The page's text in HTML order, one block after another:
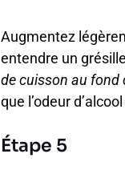
Augmentez
entendre un
de cuisson au fond
que l’odeur
Étape 5